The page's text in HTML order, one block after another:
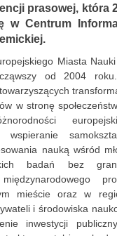
prasowej, która
w Centrum
Miasta
od 2004
w stronę
nauką wśród
badań bez
mieście oraz w
i środowiska
inwestycji